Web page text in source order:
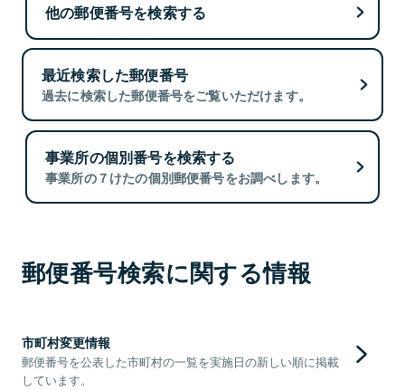
他の郵便番号を検索する
最近検索した郵便番号
過去に検索した郵便番号をご覧いただけます。
事業所の個別番号を検索する
事業所の７けたの個別郵便番号をお調べします。
郵便番号検索に関する情報
市町村変更情報
郵便番号を公表した市町村の一覧を実施日の新しい順に掲載
しています。